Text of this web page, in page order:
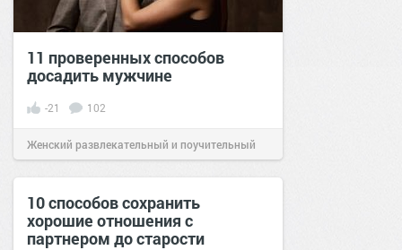
11 проверенных способов
досадить мужчине
-21 102
Женский развлекательный и поучительный
сайт. 12:40 17 июн 2020
10 способов сохранить
хорошие отношения с
партнером до старости